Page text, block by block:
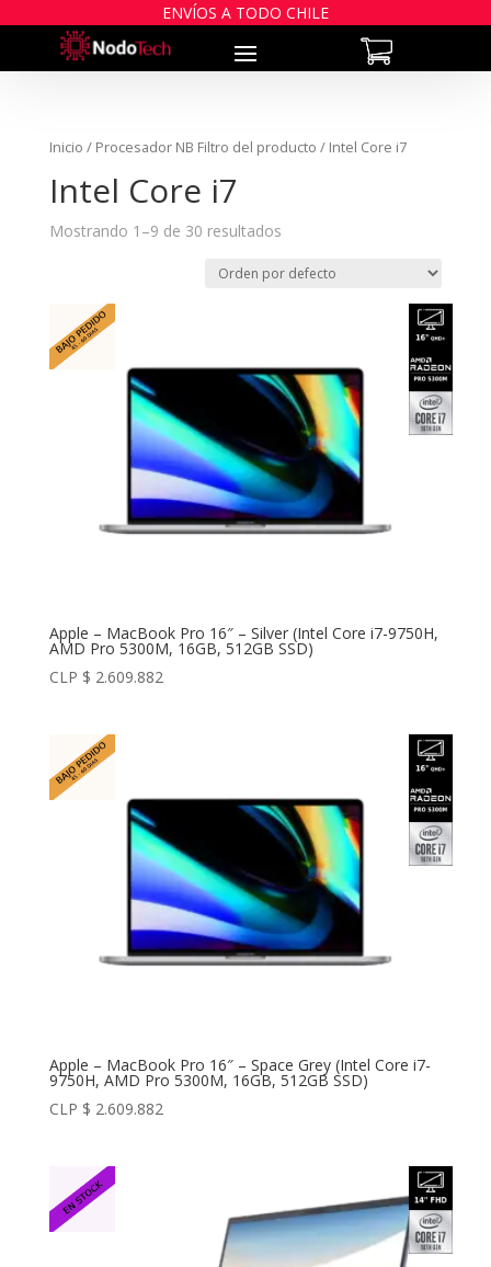
ENVÍOS A TODO CHILE
Inicio / Procesador NB Filtro del producto / Intel Core i7
Intel Core i7
Mostrando 1–9 de 30 resultados
Apple – MacBook Pro 16″ – Silver (Intel Core i7-9750H,
AMD Pro 5300M, 16GB, 512GB SSD)
CLP $ 2.609.882
Apple – MacBook Pro 16″ – Space Grey (Intel Core i7-
9750H, AMD Pro 5300M, 16GB, 512GB SSD)
CLP $ 2.609.882